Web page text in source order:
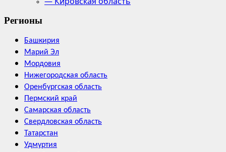
Регионы
Башкирия
Марий Эл
Мордовия
Нижегородская область
Оренбургская область
Пермский край
Самарская область
Свердловская область
Татарстан
Удмуртия